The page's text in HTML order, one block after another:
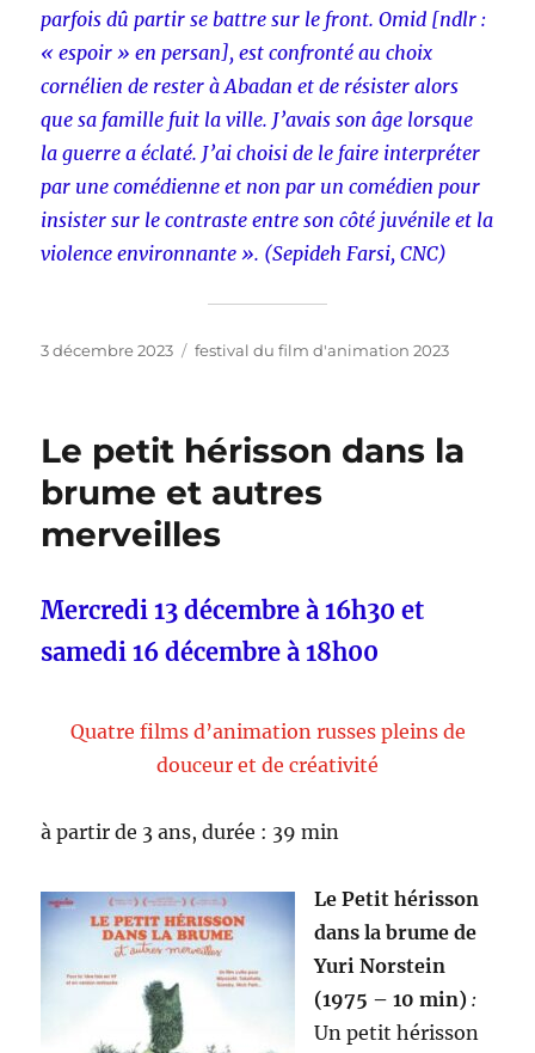
parfois dû partir se battre sur le front. Omid [ndlr :
« espoir » en persan], est confronté au choix
cornélien de rester à Abadan et de résister alors
que sa famille fuit la ville. J’avais son âge lorsque
la guerre a éclaté. J’ai choisi de le faire interpréter
par une comédienne et non par un comédien pour
insister sur le contraste entre son côté juvénile et la
violence environnante ». (Sepideh Farsi, CNC)
Publié
3 décembre 2023 Catégories
festival du film d'animation 2023
Le petit hérisson dans la
brume et autres
merveilles
Mercredi 13 décembre à 16h30 et
samedi 16 décembre à 18h00
Quatre films d’animation russes pleins de
douceur et de créativité
à partir de 3 ans, durée : 39 min
Le Petit hérisson
dans la brume de
Yuri Norstein
(1975 – 10 min):
Un petit hérisson